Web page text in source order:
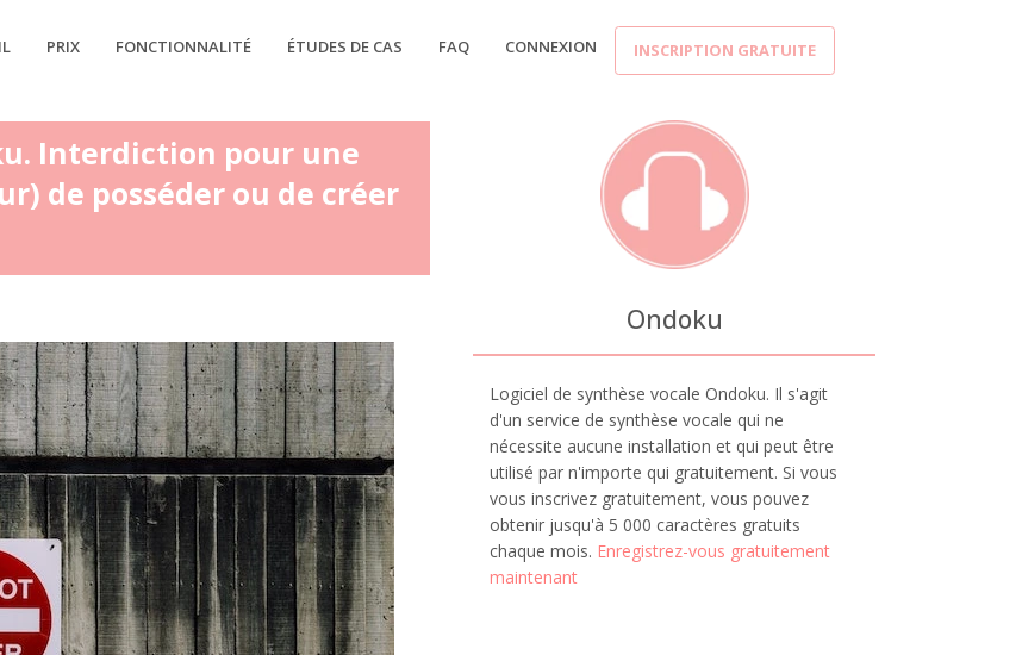
PRIX FONCTIONNALITÉ ÉTUDES DE CAS FAQ CONNEXION INSCRIPTION GRATUITE
Interdiction pour une
de posséder ou de créer
Ondoku
Logiciel de synthèse vocale Ondoku. Il s'agit
d'un service de synthèse vocale qui ne
nécessite aucune installation et qui peut être
utilisé par n'importe qui gratuitement. Si vous
vous inscrivez gratuitement, vous pouvez
obtenir jusqu'à 5 000 caractères gratuits
chaque mois. Enregistrez-vous gratuitement
maintenant